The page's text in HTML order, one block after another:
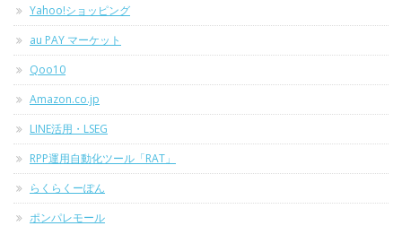
Yahoo!ショッピング
au PAY マーケット
Qoo10
Amazon.co.jp
LINE活用・LSEG
RPP運用自動化ツール「RAT」
らくらくーぽん
ポンパレモール